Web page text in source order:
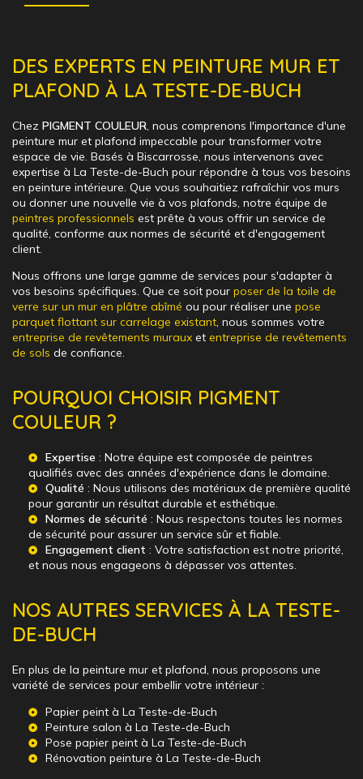
DES EXPERTS EN PEINTURE MUR ET
PLAFOND À LA TESTE-DE-BUCH
Chez PIGMENT COULEUR, nous comprenons l'importance d'une
peinture mur et plafond impeccable pour transformer votre
espace de vie. Basés à Biscarrosse, nous intervenons avec
expertise à La Teste-de-Buch pour répondre à tous vos besoins
en peinture intérieure. Que vous souhaitiez rafraîchir vos murs
ou donner une nouvelle vie à vos plafonds, notre équipe de
peintres professionnels est prête à vous offrir un service de
qualité, conforme aux normes de sécurité et d'engagement
client.
Nous offrons une large gamme de services pour s'adapter à
vos besoins spécifiques. Que ce soit pour poser de la toile de
verre sur un mur en plâtre abîmé ou pour réaliser une pose
parquet flottant sur carrelage existant, nous sommes votre
entreprise de revêtements muraux et entreprise de revêtements
de sols de confiance.
POURQUOI CHOISIR PIGMENT
COULEUR ?
Expertise : Notre équipe est composée de peintres
qualifiés avec des années d'expérience dans le domaine.
Qualité : Nous utilisons des matériaux de première qualité
pour garantir un résultat durable et esthétique.
Normes de sécurité : Nous respectons toutes les normes
de sécurité pour assurer un service sûr et fiable.
Engagement client : Votre satisfaction est notre priorité,
et nous nous engageons à dépasser vos attentes.
NOS AUTRES SERVICES À LA TESTE-
DE-BUCH
En plus de la peinture mur et plafond, nous proposons une
variété de services pour embellir votre intérieur :
Papier peint à La Teste-de-Buch
Peinture salon à La Teste-de-Buch
Pose papier peint à La Teste-de-Buch
Rénovation peinture à La Teste-de-Buch